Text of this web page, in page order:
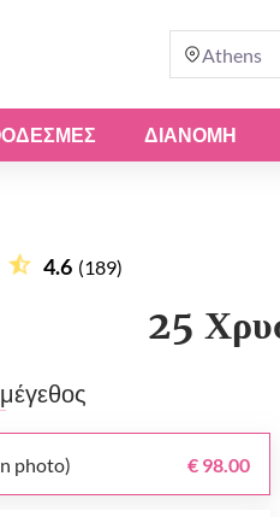
Athens
ΔΙΑΝΟΜΗ
4.6 (189)
25
photo) € 98.00